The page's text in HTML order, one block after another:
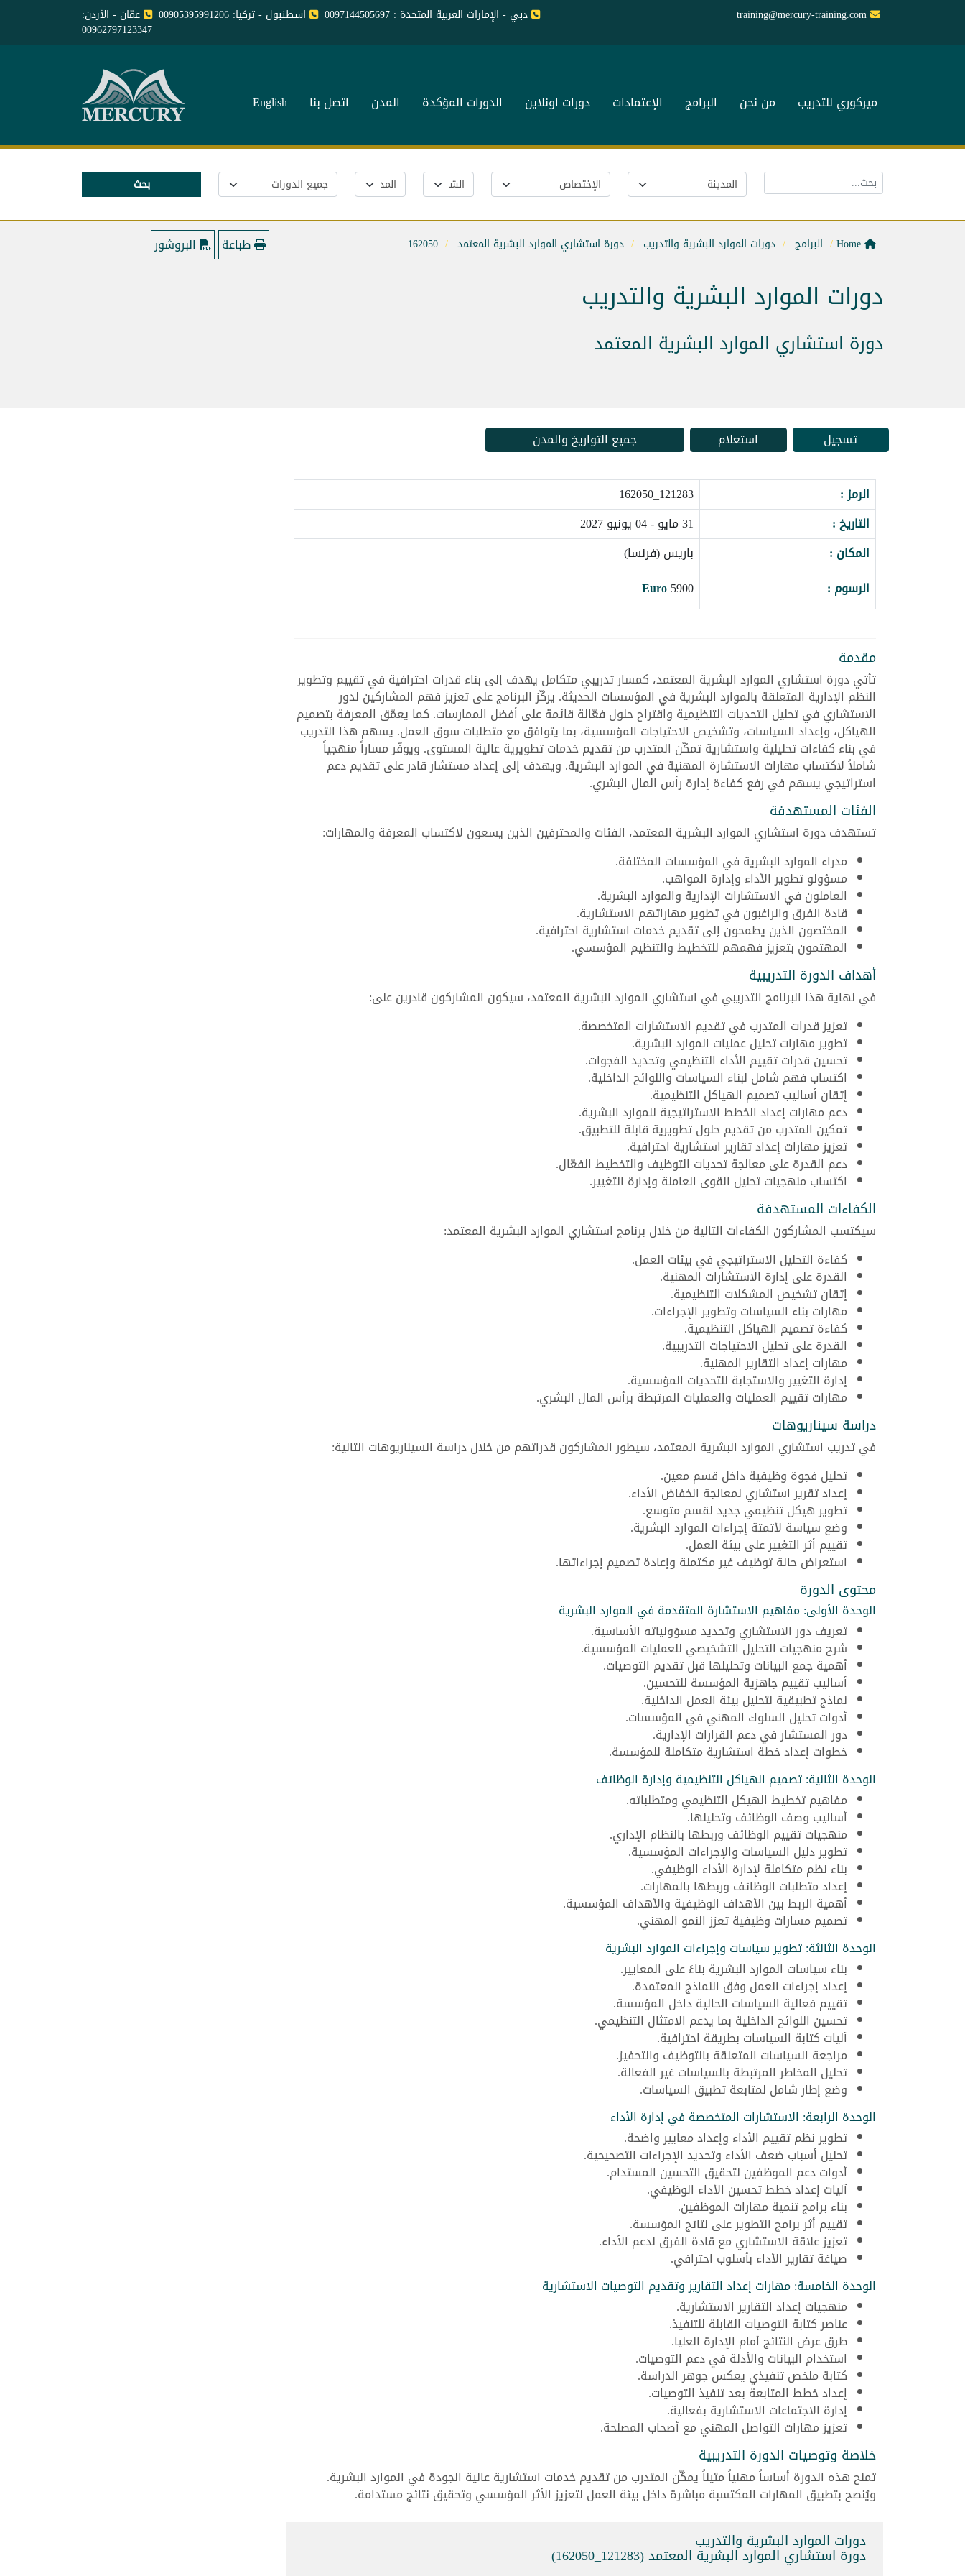
training@mercury-training.com دبي - الإمارات العربية المتحدة : 0097144505697 اسطنبول - تركيا: 00905395991206 عمّان - الأردن:
00962797123347
ميركوري للتدريب من نحن البرامج الإعتمادات دورات اونلاين الدورات المؤكدة المدن اتصل بنا English
بحث
البرامج دورات الموارد البشرية والتدريب دورة استشاري الموارد البشرية المعتمد 162050 طباعة البروشور
دورات الموارد البشرية والتدريب
دورة استشاري الموارد البشرية المعتمد
تسجيل استعلام جميع التواريخ والمدن
الرمز :
121283_162050
التاريخ :
31 مايو - 04 يونيو 2027
المكان :
باريس (فرنسا)
الرسوم :
5900
Euro
مقدمة
تأتي دورة استشاري الموارد البشرية المعتمد، كمسار تدريبي متكامل يهدف إلى بناء قدرات احترافية في تقييم وتطوير
النظم الإدارية المتعلقة بالموارد البشرية في المؤسسات الحديثة. يركّز البرنامج على تعزيز فهم المشاركين لدور
الاستشاري في تحليل التحديات التنظيمية واقتراح حلول فعّالة قائمة على أفضل الممارسات. كما يعمّق المعرفة بتصميم
الهياكل، وإعداد السياسات، وتشخيص الاحتياجات المؤسسية، بما يتوافق مع متطلبات سوق العمل. يسهم هذا التدريب
في بناء كفاءات تحليلية واستشارية تمكّن المتدرب من تقديم خدمات تطويرية عالية المستوى. ويوفّر مساراً منهجياً
شاملاً لاكتساب مهارات الاستشارة المهنية في الموارد البشرية. ويهدف إلى إعداد مستشار قادر على تقديم دعم
استراتيجي يسهم في رفع كفاءة إدارة رأس المال البشري.
الفئات المستهدفة
تستهدف دورة استشاري الموارد البشرية المعتمد، الفئات والمحترفين الذين يسعون لاكتساب المعرفة والمهارات:
مدراء الموارد البشرية في المؤسسات المختلفة.
مسؤولو تطوير الأداء وإدارة المواهب.
العاملون في الاستشارات الإدارية والموارد البشرية.
قادة الفرق والراغبون في تطوير مهاراتهم الاستشارية.
المختصون الذين يطمحون إلى تقديم خدمات استشارية احترافية.
المهتمون بتعزيز فهمهم للتخطيط والتنظيم المؤسسي.
أهداف الدورة التدريبية
في نهاية هذا البرنامج التدريبي في استشاري الموارد البشرية المعتمد، سيكون المشاركون قادرين على:
تعزيز قدرات المتدرب في تقديم الاستشارات المتخصصة.
تطوير مهارات تحليل عمليات الموارد البشرية.
تحسين قدرات تقييم الأداء التنظيمي وتحديد الفجوات.
اكتساب فهم شامل لبناء السياسات واللوائح الداخلية.
إتقان أساليب تصميم الهياكل التنظيمية.
دعم مهارات إعداد الخطط الاستراتيجية للموارد البشرية.
تمكين المتدرب من تقديم حلول تطويرية قابلة للتطبيق.
تعزيز مهارات إعداد تقارير استشارية احترافية.
دعم القدرة على معالجة تحديات التوظيف والتخطيط الفعّال.
اكتساب منهجيات تحليل القوى العاملة وإدارة التغيير.
الكفاءات المستهدفة
سيكتسب المشاركون الكفاءات التالية من خلال برنامج استشاري الموارد البشرية المعتمد:
كفاءة التحليل الاستراتيجي في بيئات العمل.
القدرة على إدارة الاستشارات المهنية.
إتقان تشخيص المشكلات التنظيمية.
مهارات بناء السياسات وتطوير الإجراءات.
كفاءة تصميم الهياكل التنظيمية.
القدرة على تحليل الاحتياجات التدريبية.
مهارات إعداد التقارير المهنية.
إدارة التغيير والاستجابة للتحديات المؤسسية.
مهارات تقييم العمليات والعمليات المرتبطة برأس المال البشري.
دراسة سيناريوهات
في تدريب استشاري الموارد البشرية المعتمد، سيطور المشاركون قدراتهم من خلال دراسة السيناريوهات التالية:
تحليل فجوة وظيفية داخل قسم معين.
إعداد تقرير استشاري لمعالجة انخفاض الأداء.
تطوير هيكل تنظيمي جديد لقسم متوسع.
وضع سياسة لأتمتة إجراءات الموارد البشرية.
تقييم أثر التغيير على بيئة العمل.
استعراض حالة توظيف غير مكتملة وإعادة تصميم إجراءاتها.
محتوى الدورة
الوحدة الأولى: مفاهيم الاستشارة المتقدمة في الموارد البشرية
تعريف دور الاستشاري وتحديد مسؤولياته الأساسية.
شرح منهجيات التحليل التشخيصي للعمليات المؤسسية.
أهمية جمع البيانات وتحليلها قبل تقديم التوصيات.
أساليب تقييم جاهزية المؤسسة للتحسين.
نماذج تطبيقية لتحليل بيئة العمل الداخلية.
أدوات تحليل السلوك المهني في المؤسسات.
دور المستشار في دعم القرارات الإدارية.
خطوات إعداد خطة استشارية متكاملة للمؤسسة.
الوحدة الثانية: تصميم الهياكل التنظيمية وإدارة الوظائف
مفاهيم تخطيط الهيكل التنظيمي ومتطلباته.
أساليب وصف الوظائف وتحليلها.
منهجيات تقييم الوظائف وربطها بالنظام الإداري.
تطوير دليل السياسات والإجراءات المؤسسية.
بناء نظم متكاملة لإدارة الأداء الوظيفي.
إعداد متطلبات الوظائف وربطها بالمهارات.
أهمية الربط بين الأهداف الوظيفية والأهداف المؤسسية.
تصميم مسارات وظيفية تعزز النمو المهني.
الوحدة الثالثة: تطوير سياسات وإجراءات الموارد البشرية
بناء سياسات الموارد البشرية بناءً على المعايير.
إعداد إجراءات العمل وفق النماذج المعتمدة.
تقييم فعالية السياسات الحالية داخل المؤسسة.
تحسين اللوائح الداخلية بما يدعم الامتثال التنظيمي.
آليات كتابة السياسات بطريقة احترافية.
مراجعة السياسات المتعلقة بالتوظيف والتحفيز.
تحليل المخاطر المرتبطة بالسياسات غير الفعالة.
وضع إطار شامل لمتابعة تطبيق السياسات.
الوحدة الرابعة: الاستشارات المتخصصة في إدارة الأداء
تطوير نظم تقييم الأداء وإعداد معايير واضحة.
تحليل أسباب ضعف الأداء وتحديد الإجراءات التصحيحية.
أدوات دعم الموظفين لتحقيق التحسين المستدام.
آليات إعداد خطط تحسين الأداء الوظيفي.
بناء برامج تنمية مهارات الموظفين.
تقييم أثر برامج التطوير على نتائج المؤسسة.
تعزيز علاقة الاستشاري مع قادة الفرق لدعم الأداء.
صياغة تقارير الأداء بأسلوب احترافي.
الوحدة الخامسة: مهارات إعداد التقارير وتقديم التوصيات الاستشارية
منهجيات إعداد التقارير الاستشارية.
عناصر كتابة التوصيات القابلة للتنفيذ.
طرق عرض النتائج أمام الإدارة العليا.
استخدام البيانات والأدلة في دعم التوصيات.
كتابة ملخص تنفيذي يعكس جوهر الدراسة.
إعداد خطط المتابعة بعد تنفيذ التوصيات.
إدارة الاجتماعات الاستشارية بفعالية.
تعزيز مهارات التواصل المهني مع أصحاب المصلحة.
خلاصة وتوصيات الدورة التدريبية
تمنح هذه الدورة أساساً مهنياً متيناً يمكّن المتدرب من تقديم خدمات استشارية عالية الجودة في الموارد البشرية.
ويُنصح بتطبيق المهارات المكتسبة مباشرة داخل بيئة العمل لتعزيز الأثر المؤسسي وتحقيق نتائج مستدامة.
دورات الموارد البشرية والتدريب
دورة استشاري الموارد البشرية المعتمد (121283_162050)